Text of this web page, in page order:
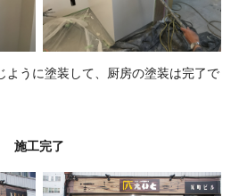
ように塗装して、厨房の塗装は完了で
施工完了